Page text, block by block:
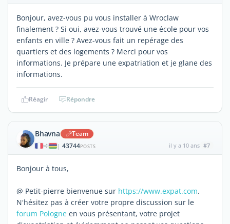
Bonjour, avez-vous pu vous installer à Wroclaw
finalement ? Si oui, avez-vous trouvé une école pour vos
enfants en ville ? Avez-vous fait un repérage des
quartiers et des logements ? Merci pour vos
informations. Je prépare une expatriation et je glane des
informations.
Réagir Répondre
Bhavna Team
| 43744POSTS il y a 10 ans #7
Bonjour à tous,
@ Petit-pierre bienvenue sur https://www.expat.com.
N'hésitez pas à créer votre propre discussion sur le
forum Pologne en vous présentant, votre projet